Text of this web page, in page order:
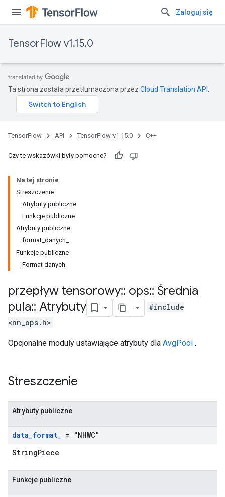
Zaloguj się
TensorFlow v1.15.0
Ta strona została przetłumaczona przez Cloud Translation API
TensorFlow API TensorFlow v1.15.0 C++
Czy te wskazówki były pomocne?
Na tej stronie
Streszczenie
Atrybuty publiczne
Funkcje publiczne
Atrybuty publiczne
format_danych_
Funkcje publiczne
Format danych
przepływ tensorowy:: ops:: Średnia
pula:: Atrybuty
#include
<nn_ops.h>
Opcjonalne moduły ustawiające atrybuty dla AvgPool .
Streszczenie
Atrybuty publiczne
data_format_ = "NHWC"
StringPiece
Funkcje publiczne